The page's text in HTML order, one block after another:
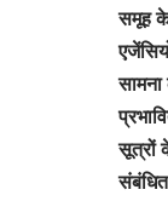
समूह के
सामना
सूत्रों